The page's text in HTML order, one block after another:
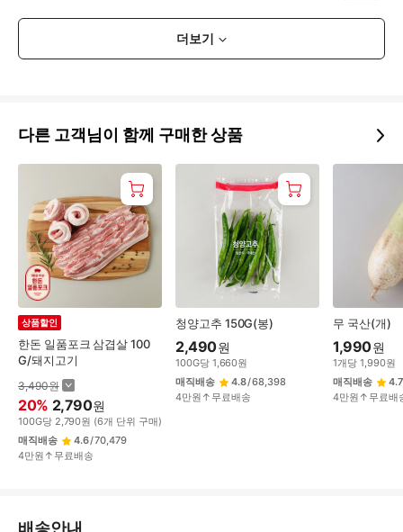
더보기
다른 고객님이 함께 구매한 상품
한돈 일품포크 삼겹살 100
G/돼지고기
상품할인
3,490원
20% 2,790원
100G당 2,790원 (6개 단위 구매)
매직배송
4.6/70,479
4만원↑무료배송
청양고추 150G(봉)
2,490원
100G당 1,660원
매직배송
4.8/68,398
4만원↑무료배송
무 국산(개)
1,990원
1개당 1,990원
매직배송
4.7
4만원↑무료배
배
배송안내